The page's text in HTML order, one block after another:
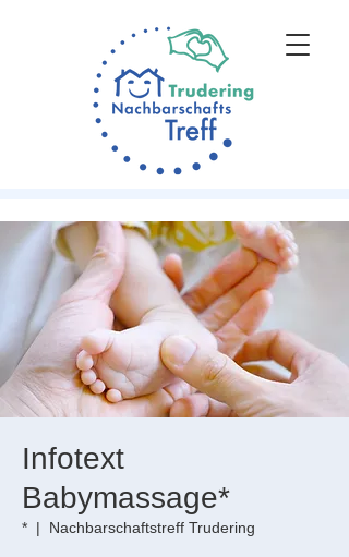
Infotext
Babymassage*
*
  |
Nachbarschaftstreff Trudering